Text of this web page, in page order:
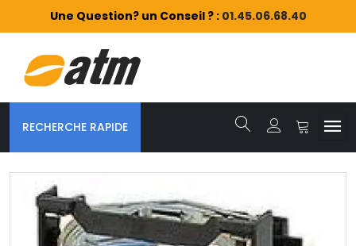
Une Question? un Conseil ? : 01.45.06.68.40
RECHERCHE RAPIDE